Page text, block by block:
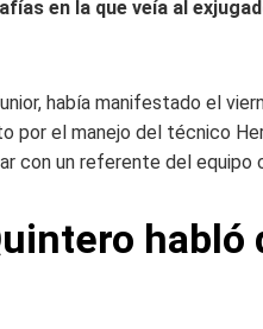
en la que veía al
había manifestado el
por el manejo del técnico
con un referente del equipo
habló